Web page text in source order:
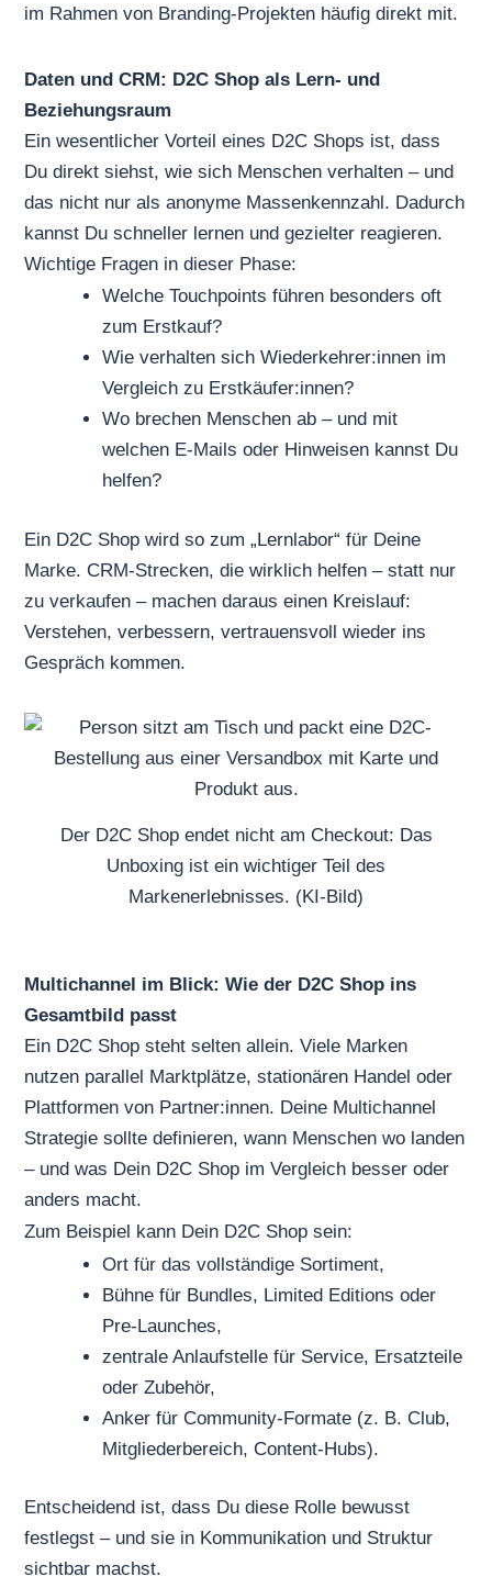
im Rahmen von Branding-Projekten häufig direkt mit.
Daten und CRM: D2C Shop als Lern- und
Beziehungsraum
Ein wesentlicher Vorteil eines D2C Shops ist, dass
Du direkt siehst, wie sich Menschen verhalten – und
das nicht nur als anonyme Massenkennzahl. Dadurch
kannst Du schneller lernen und gezielter reagieren.
Wichtige Fragen in dieser Phase:
Welche Touchpoints führen besonders oft
zum Erstkauf?
Wie verhalten sich Wiederkehrer:innen im
Vergleich zu Erstkäufer:innen?
Wo brechen Menschen ab – und mit
welchen E-Mails oder Hinweisen kannst Du
helfen?
Ein D2C Shop wird so zum „Lernlabor“ für Deine
Marke. CRM-Strecken, die wirklich helfen – statt nur
zu verkaufen – machen daraus einen Kreislauf:
Verstehen, verbessern, vertrauensvoll wieder ins
Gespräch kommen.
Der D2C Shop endet nicht am Checkout: Das
Unboxing ist ein wichtiger Teil des
Markenerlebnisses. (KI-Bild)
Multichannel im Blick: Wie der D2C Shop ins
Gesamtbild passt
Ein D2C Shop steht selten allein. Viele Marken
nutzen parallel Marktplätze, stationären Handel oder
Plattformen von Partner:innen. Deine Multichannel
Strategie sollte definieren, wann Menschen wo landen
– und was Dein D2C Shop im Vergleich besser oder
anders macht.
Zum Beispiel kann Dein D2C Shop sein:
Ort für das vollständige Sortiment,
Bühne für Bundles, Limited Editions oder
Pre-Launches,
zentrale Anlaufstelle für Service, Ersatzteile
oder Zubehör,
Anker für Community-Formate (z. B. Club,
Mitgliederbereich, Content-Hubs).
Entscheidend ist, dass Du diese Rolle bewusst
festlegst – und sie in Kommunikation und Struktur
sichtbar machst.